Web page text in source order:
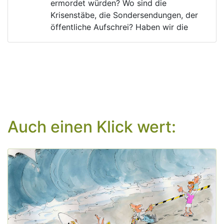
ermordet würden? Wo sind die
Krisenstäbe, die Sondersendungen, der
öffentliche Aufschrei? Haben wir die
Aug 8, 2026
VQuaschning avatar
VQuaschning
post
Habt ihr in den letzten Nächten auch so
schlecht geschlafen und geschwitzt?
🥵
#Tropennächte, in denen die
Auch einen Klick wert: